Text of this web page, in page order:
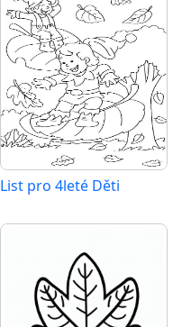
List pro 4leté Děti